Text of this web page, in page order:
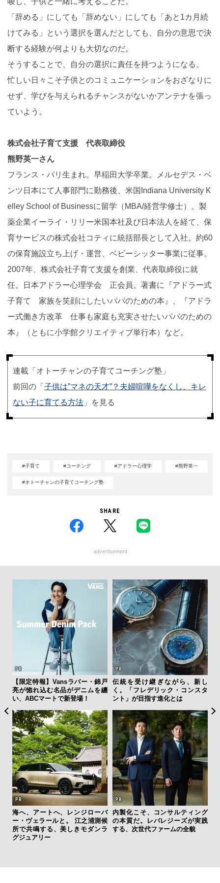
「辞める」にしても「辞めない」にしても「あと1カ月続
けてみる」という選択を選んだとしても、自分の意思で決
断する経験が何よりも大切なのだ。
そうすることで、自分の選択に責任を持つようになる。
忙しい日々こそ子供とのコミュニケーションをおざなりに
せず、学びを与えられるチャンスがないかアンテナを張っ
ていよう。
株式会社子育て支援 代表取締役
熊野英一さん
フランス・パリ生まれ。早稲田大学卒業。メルセデス・ベ
ンツ日本にて人事部門に勤務後、米国Indiana University K
elley School of Businessに留学（MBA/経営学修士）。製
薬企業イーライ・リリー米国本社及び日本法人を経て、保
育サービスの株式会社コティに統括部長として入社。約60
の保育施設立ち上げ・運営、ベビーシッター事業に従事。
2007年、株式会社子育て支援を創業、代表取締役に就
任。日本アドラー心理学会 正会員。著書に『アドラー式
子育て 家族を笑顔にしたいパパのための本』、『アドラ
ー式働き方改革 仕事も家庭も充実させたいパパのための
本』（ともに小学館クリエイティブ単行本）など。
連載「オトーチャンの子育てコーチング塾」
前回の「 子供は”マネの天才”？夫婦喧嘩をなくし、キレ
ない子に育てる方法 」を見る
#子育て #コーチング #アドラー心理学 #熊野英一
#オトーチャンの子育てコーチング塾
SHARE
advertisement
【限定特報】Vansラバー・錦戸
亮が惚れ込む名品がデニムを纏
い、ABCマートで新登場！
伝統を受け継ぎながら、新し
く。「フレデリック・コンスタ
ント」が目指す進化とは
海へ、アートへ、レンジローバ
ー・ヴェラールと。 江之浦測候
所で共鳴する、美しきモダンラ
グジュアリー
内製化こそ、コンサルティング
の本質だ。レバレジーズが実践
する、次世代ファームの全貌
心を